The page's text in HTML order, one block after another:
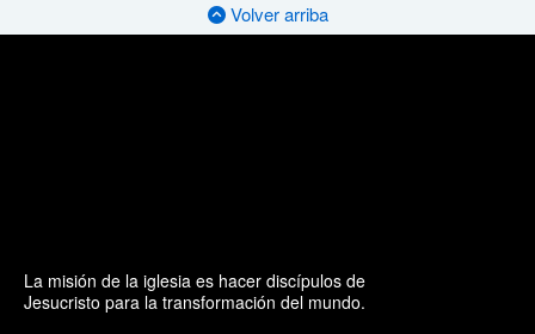
Volver arriba
La misión de la iglesia es hacer discípulos de
Jesucristo para la transformación del mundo.